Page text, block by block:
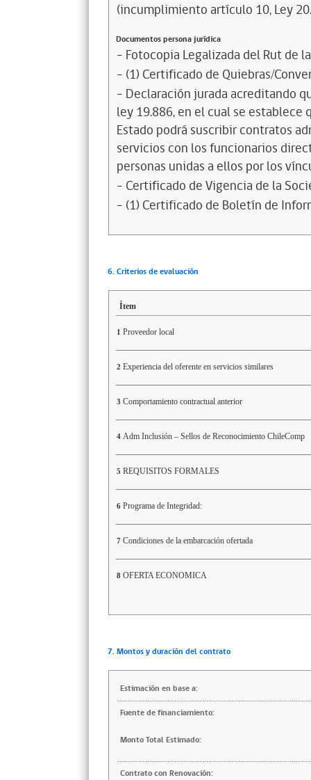
(incumplimiento artículo 10, Ley
Documentos persona jurídica
- Fotocopia Legalizada del Rut de
- (1) Certificado de Quiebras/
- Declaración jurada acreditando
ley 19.886, en el cual se
Estado podrá suscribir contratos
servicios con los funcionarios
personas unidas a ellos por los
- Certificado de Vigencia de la
- (1) Certificado de Boletín de
6. Criterios de evaluación
Ítem
1 Proveedor local
2 Experiencia del oferente en servicios similares
3 Comportamiento contractual anterior
4 Adm Inclusión – Sellos de Reconocimiento ChileComp
5 REQUISITOS FORMALES
6 Programa de Integridad:
7 Condiciones de la embarcación ofertada
8 OFERTA ECONOMICA
7. Montos y duración del contrato
Estimación en base a:
Fuente de financiamiento:
Monto Total Estimado:
Contrato con Renovación: